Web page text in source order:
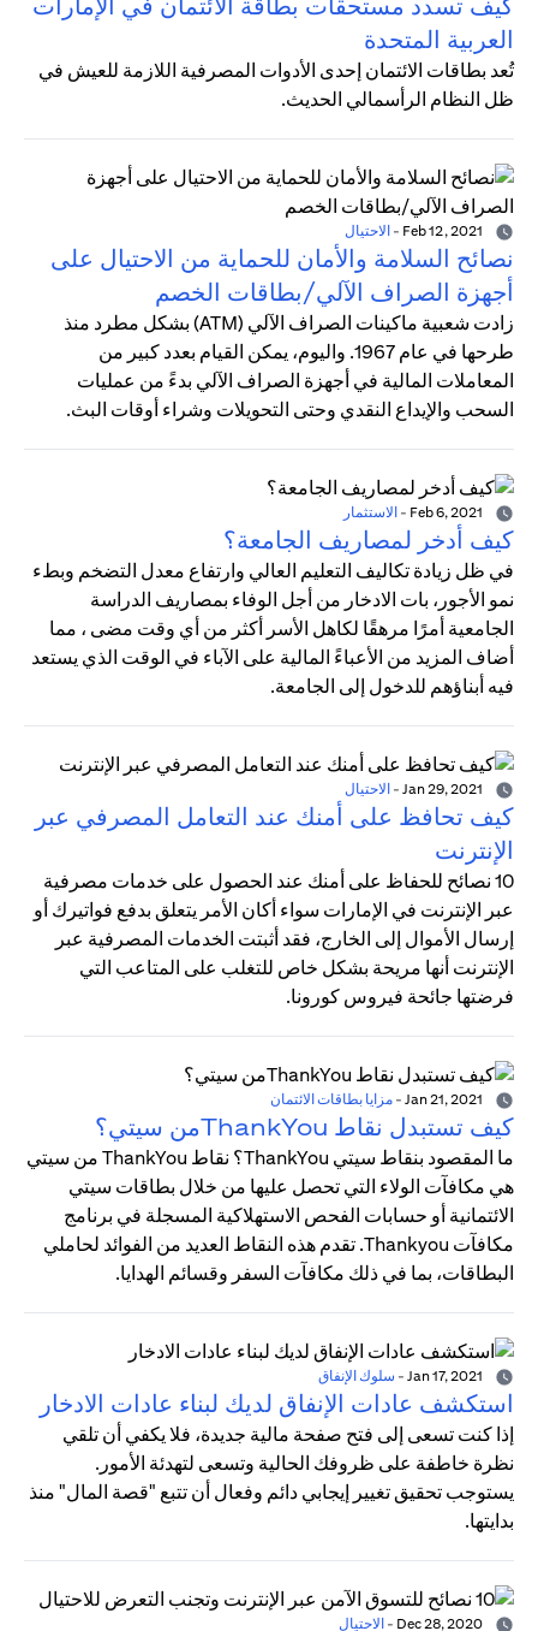
العربية المتحدة
تُعد بطاقات الائتمان إحدى الأدوات المصرفية اللازمة للعيش في
ظل النظام الرأسمالي الحديث.
- الاحتيال
نصائح السلامة والأمان للحماية من الاحتيال على
أجهزة الصراف الآلي/بطاقات الخصم
زادت شعبية ماكينات الصراف الآلي (ATM) بشكل مطرد منذ
طرحها في عام 1967. واليوم، يمكن القيام بعدد كبير من
المعاملات المالية في أجهزة الصراف الآلي بدءً من عمليات
السحب والإيداع النقدي وحتى التحويلات وشراء أوقات البث.
- الاستثمار
كيف أدخر لمصاريف الجامعة؟
في ظل زيادة تكاليف التعليم العالي وارتفاع معدل التضخم وبطء
نمو الأجور، بات الادخار من أجل الوفاء بمصاريف الدراسة
الجامعية أمرًا مرهقًا لكاهل الأسر أكثر من أي وقت مضى ، مما
أضاف المزيد من الأعباءً المالية على الآباء في الوقت الذي يستعد
فيه أبناؤهم للدخول إلى الجامعة.
- الاحتيال
كيف تحافظ على أمنك عند التعامل المصرفي عبر
الإنترنت
10 نصائح للحفاظ على أمنك عند الحصول على خدمات مصرفية
عبر الإنترنت في الإمارات سواء أكان الأمر يتعلق بدفع فواتيرك أو
إرسال الأموال إلى الخارج، فقد أثبتت الخدمات المصرفية عبر
الإنترنت أنها مريحة بشكل خاص للتغلب على المتاعب التي
فرضتها جائحة فيروس كورونا.
- مزايا بطاقات الائتمان
كيف تستبدل نقاط ThankYouمن سيتي؟
ما المقصود بنقاط سيتي ThankYou؟ نقاط ThankYou من سيتي
هي مكافآت الولاء التي تحصل عليها من خلال بطاقات سيتي
الائتمانية أو حسابات الفحص الاستهلاكية المسجلة في برنامج
مكافآت Thankyou. تقدم هذه النقاط العديد من الفوائد لحاملي
البطاقات، بما في ذلك مكافآت السفر وقسائم الهدايا.
- سلوك الإنفاق
استكشف عادات الإنفاق لديك لبناء عادات الادخار
إذا كنت تسعى إلى فتح صفحة مالية جديدة، فلا يكفي أن تلقي
نظرة خاطفة على ظروفك الحالية وتسعى لتهدئة الأمور.
يستوجب تحقيق تغيير إيجابي دائم وفعال أن تتبع "قصة المال" منذ
بدايتها.
- الاحتيال